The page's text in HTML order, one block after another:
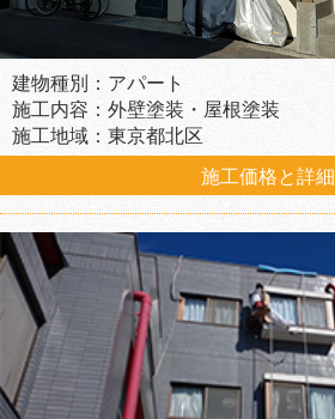
建物種別：アパート
施工内容：外壁塗装・屋根塗装
施工地域：東京都北区
施工価格と詳細